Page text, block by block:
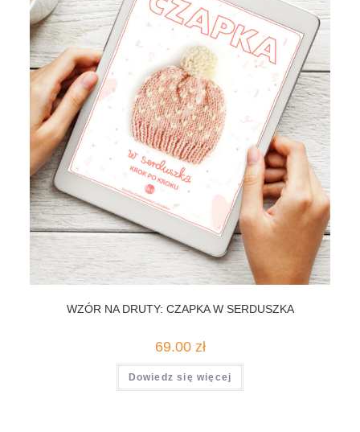
WZÓR NA DRUTY: CZAPKA W SERDUSZKA
69.00 zł
Dowiedz się więcej